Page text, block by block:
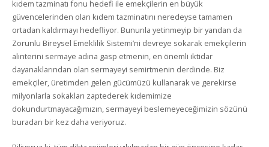
kıdem tazminatı fonu hedefi ile emekçilerin en büyük
güvencelerinden olan kıdem tazminatını neredeyse tamamen
ortadan kaldırmayı hedefliyor. Bununla yetinmeyip bir yandan da
Zorunlu Bireysel Emeklilik Sistemi’ni devreye sokarak emekçilerin
alınterini sermaye adına gasp etmenin, en önemli iktidar
dayanaklarından olan sermayeyi semirtmenin derdinde. Biz
emekçiler, üretimden gelen gücümüzü kullanarak ve gerekirse
milyonlarla sokakları zaptederek kıdemimize
dokundurtmayacağımızın, sermayeyi beslemeyeceğimizin sözünü
buradan bir kez daha veriyoruz.